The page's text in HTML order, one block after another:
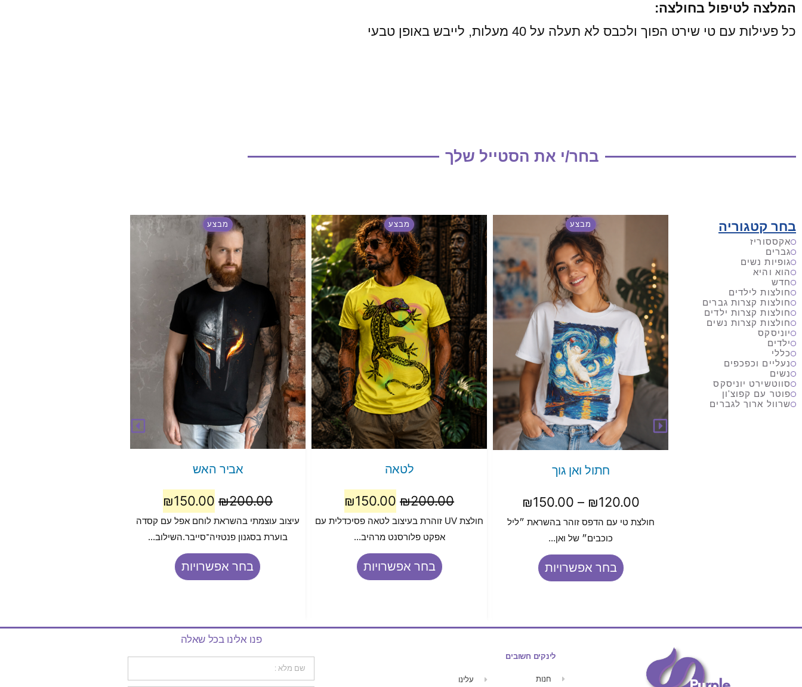
המלצה לטיפול בחולצה:
כל פעילות עם טי שירט הפוך ולכבס לא תעלה על 40 מעלות, לייבש באופן טבעי
בחר/י את הסטייל שלך
בחר קטגוריה
אקססוריז
גברים
גופיות נשים
הוא והיא
חדש
חולצות לילדים
חולצות קצרות גברים
חולצות קצרות ילדים
חולצות קצרות נשים
יוניסקס
ילדים
כללי
נעליים וכפכפים
נשים
סווטשירט יוניסקס
פוטר עם קפוצ'ון
שרוול ארוך לגברים
מבצע
חתול ואן גוך
₪120.00
–
₪150.00
חולצת טי עם הדפס זוהר בהשראת ״ליל
כוכבים״ של ואן...
בחר אפשרויות
מבצע
לטאה
₪200.00
₪150.00
חולצת UV זוהרת בעיצוב לטאה פסיכדלית עם
אפקט פלורסנט מרהיב...
בחר אפשרויות
מבצע
אביר האש
₪200.00
₪150.00
עיצוב עוצמתי בהשראת לוחם אפל עם קסדה
בוערת בסגנון פנטזיה־סייבר.השילוב...
בחר אפשרויות
לינקים חשובים
חנות עלינו
פנו אלינו בכל שאלה